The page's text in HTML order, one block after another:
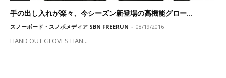
手の出し入れが楽々、今シーズン新登場の高機能グロー...
スノーボード・スノボメディア SBN FREERUN - 08/19/2016
HAND OUT GLOVES HAN...